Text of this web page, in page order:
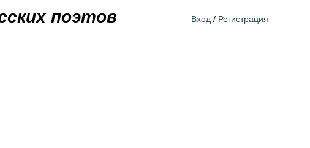
поэтов Вход / Регистрация